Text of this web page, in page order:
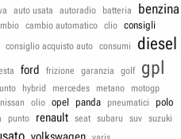
auto usata autoradio batteria benzina
cambio automatico clio consigli
consiglio acquisto auto consumi diesel
ford frizione garanzia golf gpl
hybrid mercedes metano
motogp
nissan
olio opel panda pneumatici polo
punto renault seat subaru suv suzuki